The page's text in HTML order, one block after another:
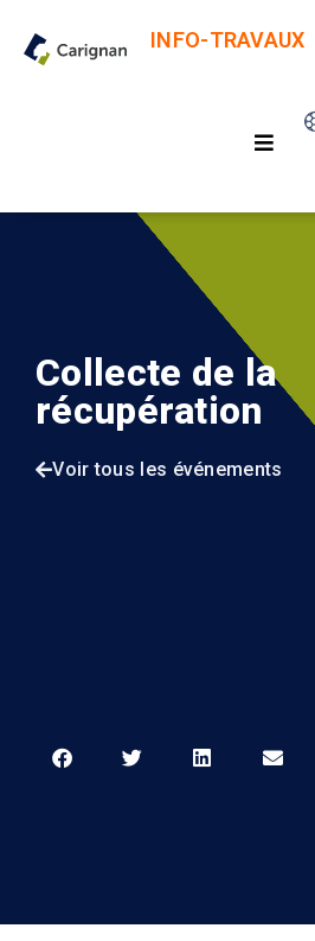
INFO-TRAVAUX
Collecte de la
récupération
Voir tous les événements